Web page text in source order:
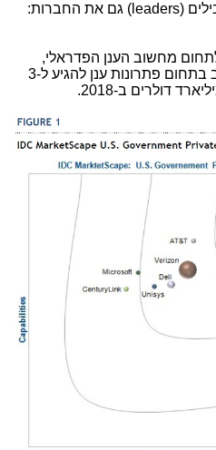
(
leaders ) גם את החברות:
מחשוב הענן הפדראלי,
צפויות הוצאות הממשל בארה"ב בתחום פתרונות ענן להגיע ל-3